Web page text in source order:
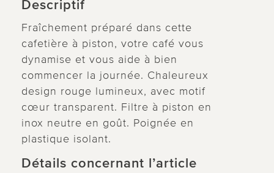
Descriptif
Fraîchement préparé dans cette
cafetière à piston, votre café vous
dynamise et vous aide à bien
commencer la journée. Chaleureux
design rouge lumineux, avec motif
cœur transparent. Filtre à piston en
inox neutre en goût. Poignée en
plastique isolant.
Détails concernant l’article